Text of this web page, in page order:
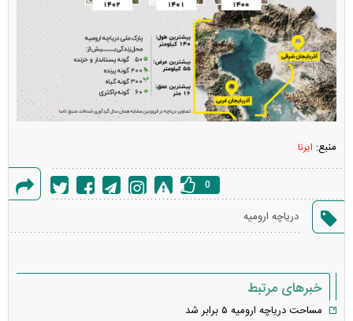
منبع: ایرنا
خطا
0
دریاچه ارومیه
خبرهای مرتبط
مساحت دریاچه ارومیه ۵ برابر شد